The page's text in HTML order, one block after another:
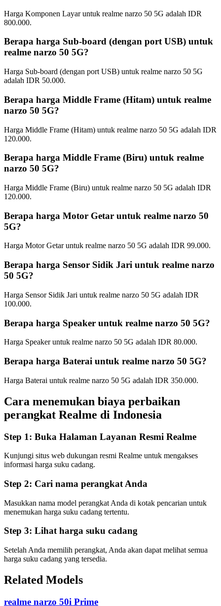
Harga Komponen Layar untuk realme narzo 50 5G adalah IDR
800.000.
Berapa harga Sub-board (dengan port USB) untuk
realme narzo 50 5G?
Harga Sub-board (dengan port USB) untuk realme narzo 50 5G
adalah IDR 50.000.
Berapa harga Middle Frame (Hitam) untuk realme
narzo 50 5G?
Harga Middle Frame (Hitam) untuk realme narzo 50 5G adalah IDR
120.000.
Berapa harga Middle Frame (Biru) untuk realme
narzo 50 5G?
Harga Middle Frame (Biru) untuk realme narzo 50 5G adalah IDR
120.000.
Berapa harga Motor Getar untuk realme narzo 50
5G?
Harga Motor Getar untuk realme narzo 50 5G adalah IDR 99.000.
Berapa harga Sensor Sidik Jari untuk realme narzo
50 5G?
Harga Sensor Sidik Jari untuk realme narzo 50 5G adalah IDR
100.000.
Berapa harga Speaker untuk realme narzo 50 5G?
Harga Speaker untuk realme narzo 50 5G adalah IDR 80.000.
Berapa harga Baterai untuk realme narzo 50 5G?
Harga Baterai untuk realme narzo 50 5G adalah IDR 350.000.
Cara menemukan biaya perbaikan
perangkat Realme di Indonesia
Step 1: Buka Halaman Layanan Resmi Realme
Kunjungi situs web dukungan resmi Realme untuk mengakses
informasi harga suku cadang.
Step 2: Cari nama perangkat Anda
Masukkan nama model perangkat Anda di kotak pencarian untuk
menemukan harga suku cadang tertentu.
Step 3: Lihat harga suku cadang
Setelah Anda memilih perangkat, Anda akan dapat melihat semua
harga suku cadang yang tersedia.
Related Models
realme narzo 50i Prime